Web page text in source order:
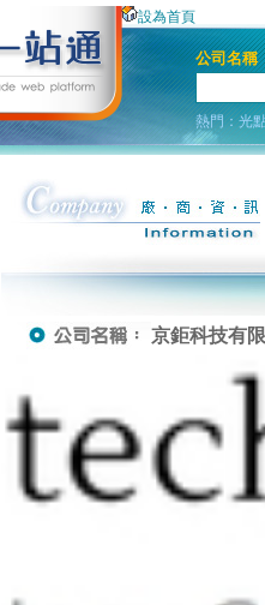
設為首頁
公司名稱
熱門：光
京鉅科技有